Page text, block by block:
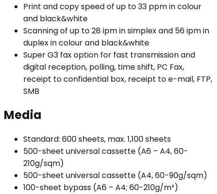
Print and copy speed of up to 33 ppm in colour
and black&white
Scanning of up to 28 ipm in simplex and 56 ipm in
duplex in colour and black&white
Super G3 fax option for fast transmission and
digital reception, polling, time shift, PC Fax,
receipt to confidential box, receipt to e-mail, FTP,
SMB
Media
Standard: 600 sheets, max. 1,100 sheets
500-sheet universal cassette (A6 – A4, 60-
210g/sqm)
500-sheet universal cassette (A4, 60-90g/sqm)
100-sheet bypass (A6 – A4; 60-210g/m²)